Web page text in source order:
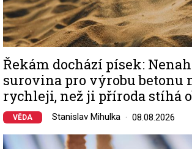
Řekám dochází písek:
surovina pro výrobu betonu
rychleji, než ji příroda stíhá
VĚDA Stanislav Mihulka 08.08.2026
Image